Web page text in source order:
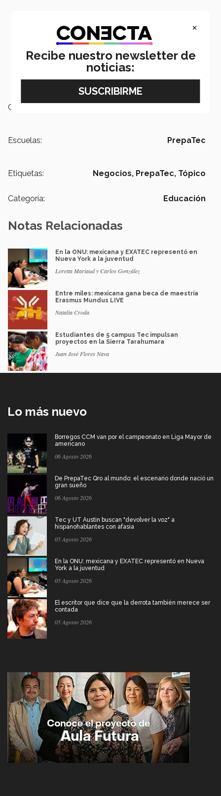
Campus:
Escuelas: PrepaTec
Etiquetas: Negocios, PrepaTec, Tópico
Categoría: Educación
Notas Relacionadas
En la ONU: mexicana y EXATEC representó en
Nueva York a la juventud
Loretta Mariaud y Carlos González
Entre miles: mexicana gana beca de maestría
Erasmus Mundus LIVE
Natalia Croda
Estudiantes de 5 campus Tec impulsan
proyectos en la Sierra Tarahumara
Juan José Flores Nava
Lo más nuevo
Borregos CCM van por el campeonato en Liga Mayor de
americano
06 Agosto 2026
De PrepaTec Qro al mundo: el escenario donde nació un
gran sueño
06 Agosto 2026
Tec y UT Austin buscan "devolver la voz" a
hispanohablantes con afasia
05 Agosto 2026
En la ONU: mexicana y EXATEC representó en Nueva
York a la juventud
05 Agosto 2026
El escritor que dice que la derrota también merece ser
contada
05 Agosto 2026
×
Recibe nuestro newsletter de
noticias: